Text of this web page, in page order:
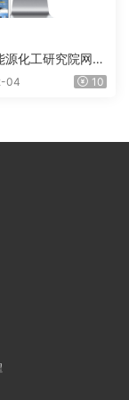
源化工研究院网站
优模板(手机自适
04 10